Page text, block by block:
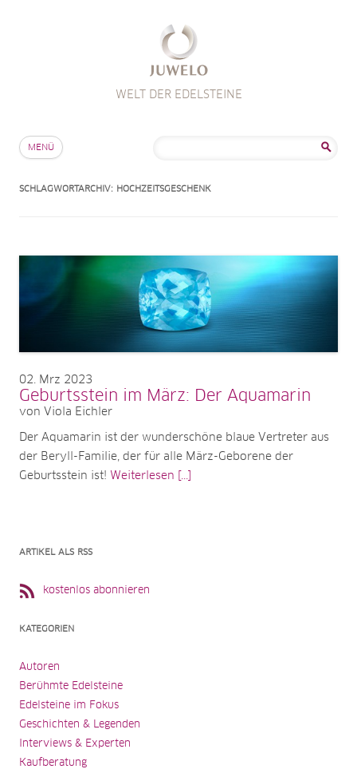
WELT DER EDELSTEINE
MENÜ
SCHLAGWORTARCHIV: HOCHZEITSGESCHENK
02 Mrz 2023
Geburtsstein im März: Der Aquamarin
von Viola Eichler
Der Aquamarin ist der wunderschöne blaue Vertreter aus
der Beryll-Familie, der für alle März-Geborene der
Geburtsstein ist! Weiterlesen [...]
ARTIKEL ALS RSS
kostenlos abonnieren
KATEGORIEN
Autoren
Berühmte Edelsteine
Edelsteine im Fokus
Geschichten & Legenden
Interviews & Experten
Kaufberatung